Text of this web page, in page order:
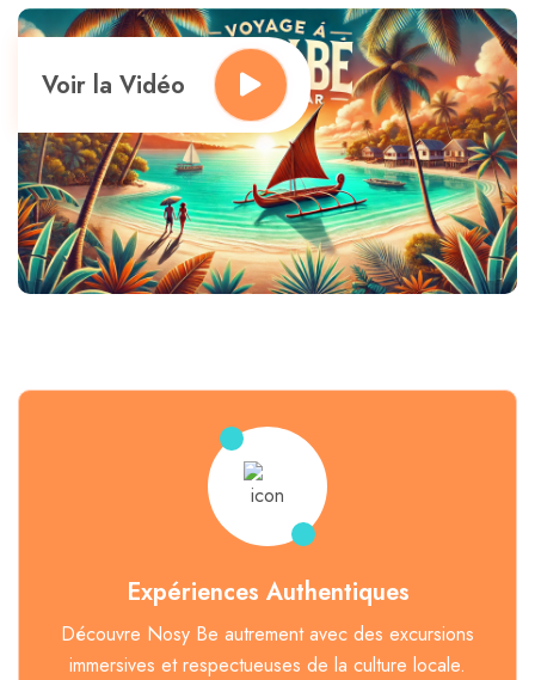
Voir la Vidéo
Expériences Authentiques
Découvre Nosy Be autrement avec des excursions
immersives et respectueuses de la culture locale.